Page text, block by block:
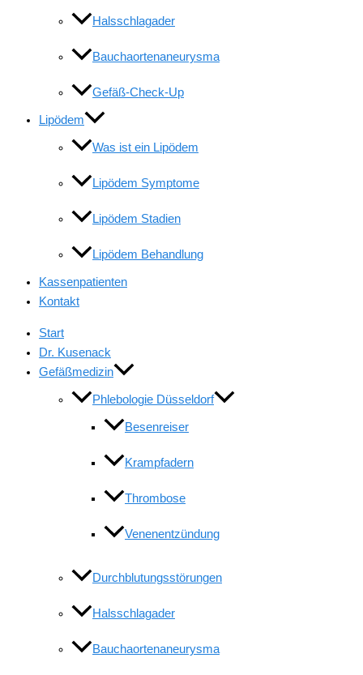
Halsschlagader
Bauchaortenaneurysma
Gefäß-Check-Up
Lipödem
Was ist ein Lipödem
Lipödem Symptome
Lipödem Stadien
Lipödem Behandlung
Kassenpatienten
Kontakt
Start
Dr. Kusenack
Gefäßmedizin
Phlebologie Düsseldorf
Besenreiser
Krampfadern
Thrombose
Venenentzündung
Durchblutungsstörungen
Halsschlagader
Bauchaortenaneurysma